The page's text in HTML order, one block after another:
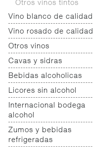
Otros vinos tintos
Vino blanco de calidad
Vino blanco con d.o.
Vino blanco sin d.o.
Vino rosado de calidad
Vino rosado con d.o.
Vino rosado sin d.o.
Otros vinos
Vino dulce
Vermouth/aperitivos
Vinos de importacion
Vinos espumosos
Vinos de
jerez/finos/manzanilla
Cavas y sidras
Cava
Sidra
Champan
Bebidas alcoholicas
Bebidas espirituosas
Licores y cremas
Combinados
Licores sin alcohol
Licores y mostos
Internacional bodega
alcohol
Internacional bodega
alcohol
Zumos y bebidas
refrigeradas